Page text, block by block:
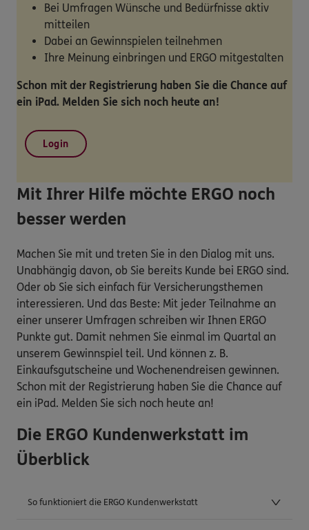
Bei Umfragen Wünsche und Bedürfnisse aktiv
mitteilen
Dabei an Gewinnspielen teilnehmen
Ihre Meinung einbringen und ERGO mitgestalten
Schon mit der Registrierung haben Sie die Chance auf
ein iPad. Melden Sie sich noch heute an!
Login
Mit Ihrer Hilfe möchte ERGO noch
besser werden
Machen Sie mit und treten Sie in den Dialog mit uns.
Unabhängig davon, ob Sie bereits Kunde bei ERGO sind.
Oder ob Sie sich einfach für Versicherungsthemen
interessieren. Und das Beste: Mit jeder Teilnahme an
einer unserer Umfragen schreiben wir Ihnen ERGO
Punkte gut. Damit nehmen Sie einmal im Quartal an
unserem Gewinnspiel teil. Und können z. B.
Einkaufsgutscheine und Wochenendreisen gewinnen.
Schon mit der Registrierung haben Sie die Chance auf
ein iPad. Melden Sie sich noch heute an!
Die ERGO Kundenwerkstatt im
Überblick
So funktioniert die ERGO Kundenwerkstatt